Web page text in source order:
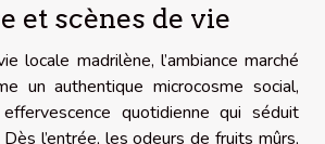
et scènes de vie
locale madrilène, l’ambiance marché
un authentique microcosme social,
quotidienne qui séduit
l’entrée, les odeurs de fruits mûrs,